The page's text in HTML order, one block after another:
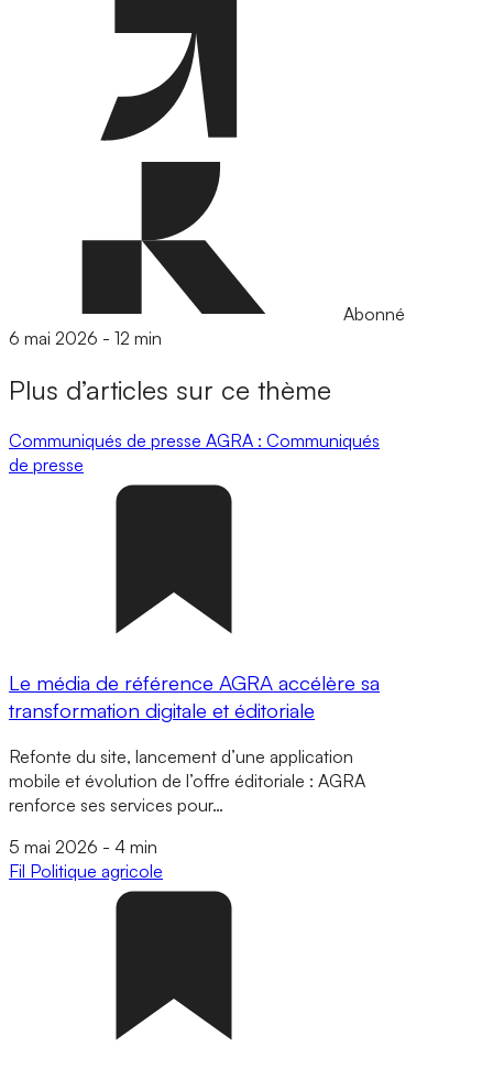
Abonné
6 mai 2026 - 12 min
Plus d’articles sur ce thème
Communiqués de presse AGRA : Communiqués
de presse
Le média de référence AGRA accélère sa
transformation digitale et éditoriale
Refonte du site, lancement d’une application
mobile et évolution de l’offre éditoriale : AGRA
renforce ses services pour…
5 mai 2026 - 4 min
Fil Politique agricole